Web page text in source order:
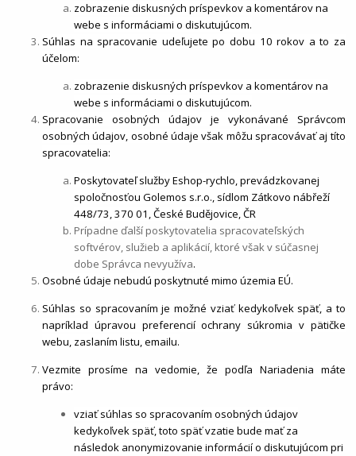
zobrazenie diskusných príspevkov a komentárov na
webe s informáciami o diskutujúcom.
Súhlas na spracovanie udeľujete po dobu 10 rokov a to za
účelom:
zobrazenie diskusných príspevkov a komentárov na
webe s informáciami o diskutujúcom.
Spracovanie osobných údajov je vykonávané Správcom
osobných údajov, osobné údaje však môžu spracovávať aj títo
spracovatelia:
Poskytovateľ služby Eshop-rychlo, prevádzkovanej
spoločnosťou Golemos s.r.o., sídlom Zátkovo nábřeží
448/73, 370 01, České Budějovice, ČR
Prípadne ďalší poskytovatelia spracovateľských
softvérov, služieb a aplikácií, ktoré však v súčasnej
dobe Správca nevyužíva.
Osobné údaje nebudú poskytnuté mimo územia EÚ.
Súhlas so spracovaním je možné vziať kedykoľvek späť, a to
napríklad úpravou preferencií ochrany súkromia v pätičke
webu, zaslaním listu, emailu.
Vezmite prosíme na vedomie, že podľa Nariadenia máte
právo:
vziať súhlas so spracovaním osobných údajov
kedykoľvek späť, toto späť vzatie bude mať za
následok anonymizovanie informácií o diskutujúcom pri